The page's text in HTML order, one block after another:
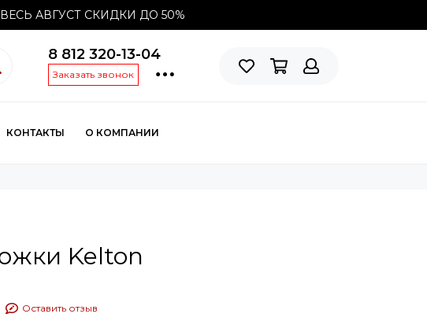
АВГУСТ СКИДКИ ДО 50%
8 812 320-13-04
Заказать звонок
КОНТАКТЫ О КОМПАНИИ
Kelton
Оставить отзыв